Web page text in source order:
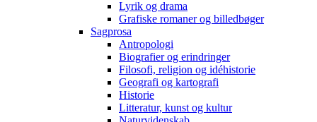
Lyrik og drama
Grafiske romaner og billedbøger
Sagprosa
Antropologi
Biografier og erindringer
Filosofi, religion og idéhistorie
Geografi og kartografi
Historie
Litteratur, kunst og kultur